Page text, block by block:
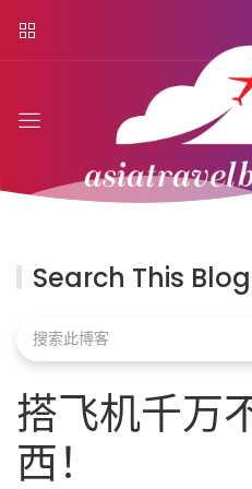
Search This Blog
搭飞机千万
西！